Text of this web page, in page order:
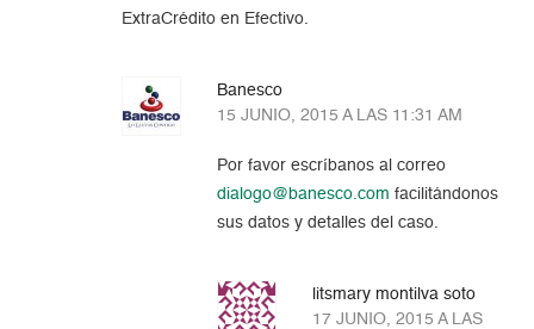
ExtraCrédito en Efectivo.
Banesco
15 JUNIO, 2015 A LAS 11:31 AM
Por favor escríbanos al correo
dialogo@banesco.com facilitándonos
sus datos y detalles del caso.
litsmary montilva soto
17 JUNIO, 2015 A LAS